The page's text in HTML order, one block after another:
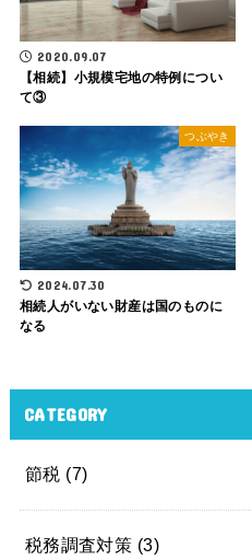
2020.09.07
【相続】小規模宅地の特例につい
て③
つぶやき
2024.07.30
相続人がいない財産は国のものに
なる
CATEGORY
節税 (7)
税務調査対策 (3)